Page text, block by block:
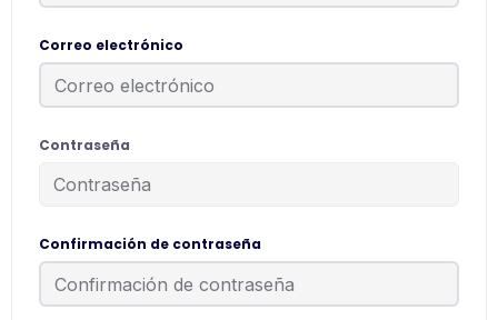
Correo electrónico
Contraseña
Confirmación de contraseña